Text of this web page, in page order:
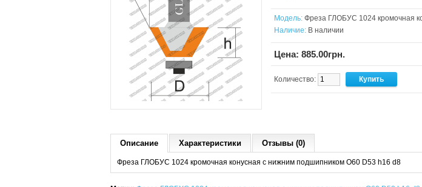
Модель: Фреза ГЛОБУС 1024 кромочная
Наличие: В наличии
Цена: 885.00грн.
Количество:
Описание Характеристики Отзывы (0)
Фреза ГЛОБУС 1024 кромочная конусная с нижним подшипником O60 D53 h16 d8